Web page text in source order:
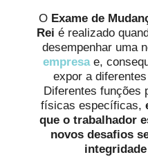
O Exame de
Rei é realizado
desempenhar uma
empresa e,
expor a
Diferentes funções
físicas específicas,
que o trabalhador
novos desafios